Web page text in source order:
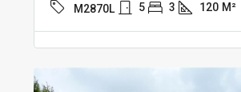
M2870L 5 3 120 M²